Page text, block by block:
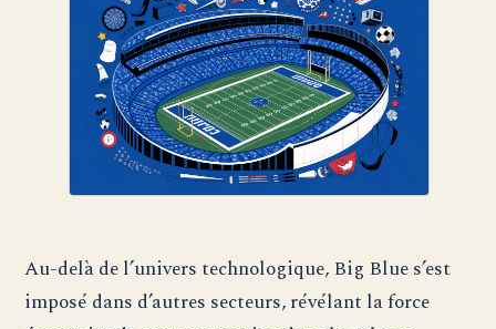
Au-delà de l’univers technologique, Big Blue s’est
imposé dans d’autres secteurs, révélant la force